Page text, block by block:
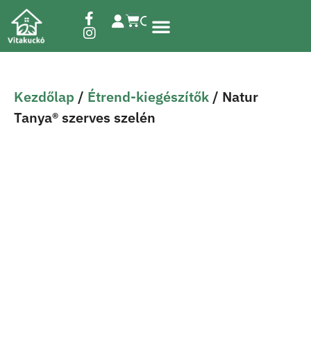
Kezdőlap / Étrend-kiegészítők / Natur
Tanya® szerves szelén